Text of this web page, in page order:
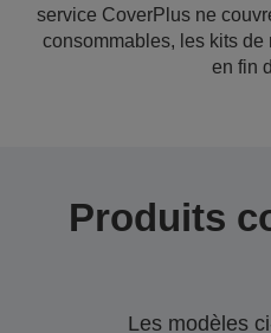
service CoverPlus ne
consommables, les kits
en fin
Produits
Les modèles